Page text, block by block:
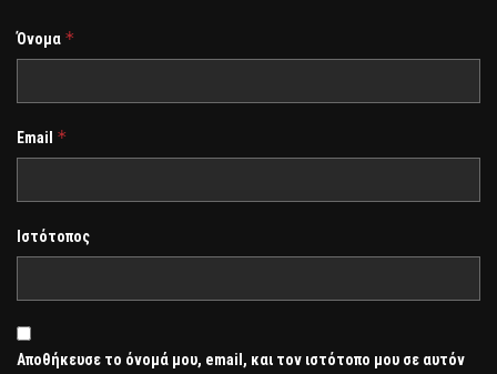
Όνομα *
Email *
Ιστότοπος
Αποθήκευσε το όνομά μου, email, και τον ιστότοπο μου σε αυτόν